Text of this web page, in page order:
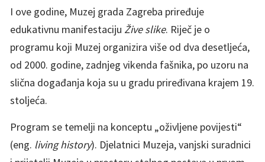
I ove godine, Muzej grada Zagreba priređuje
edukativnu manifestaciju Žive slike. Riječ je o
programu koji Muzej organizira više od dva desetljeća,
od 2000. godine, zadnjeg vikenda fašnika, po uzoru na
slična događanja koja su u gradu priređivana krajem 19.
stoljeća.
Program se temelji na konceptu „oživljene povijesti“
(eng. living history). Djelatnici Muzeja, vanjski suradnici